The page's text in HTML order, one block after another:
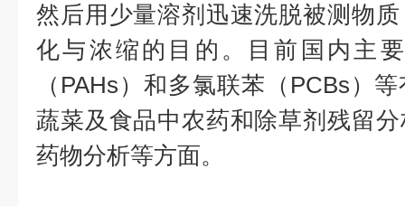
然后用少量溶剂迅速洗脱被测物
化与浓缩的目的。目前国内主
（PAHs）和多氯联苯（PCBs）
蔬菜及食品中农药和除草剂残留
药物分析等方面。